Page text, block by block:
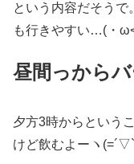
という内容だそう
も行きやすい…(・
昼間っからバ
夕方3時からという
けど飲むよーヽ